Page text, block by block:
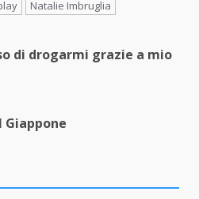
Natalie Imbruglia
di drogarmi grazie a mio
Giappone